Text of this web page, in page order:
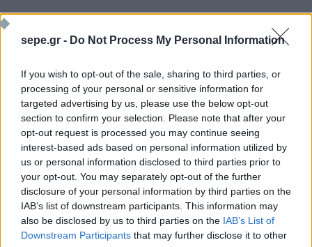
sepe.gr - Do Not Process My Personal Information
If you wish to opt-out of the sale, sharing to third parties, or
processing of your personal or sensitive information for
targeted advertising by us, please use the below opt-out
section to confirm your selection. Please note that after your
opt-out request is processed you may continue seeing
interest-based ads based on personal information utilized by
us or personal information disclosed to third parties prior to
your opt-out. You may separately opt-out of the further
disclosure of your personal information by third parties on the
IAB’s list of downstream participants. This information may
also be disclosed by us to third parties on the IAB’s List of
Downstream Participants that may further disclose it to other
Ποιος είναι ο ΣΕΠΕ
Καταστατικό
Κώδικας Δεοντολογίας
Κανονισμός Διαιτησίας
Ιστορικό
Διοικητικό Συμβούλιο/
Αιρετά Όργανα
Διοικητικό Προσωπικό &
Συνεργάτες
Επιχειρήσεις - Μέλη
Εγγραφή Νέου Μέλους
Προνόμια Μελών